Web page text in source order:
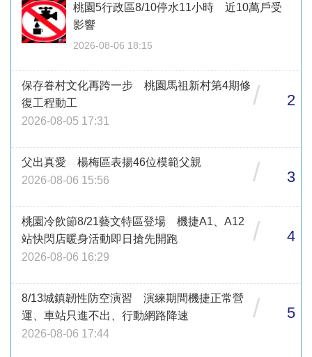
桃園5行政區8/10停水11小時 近10萬戶受
影響
2026-08-06 18:15
保存眷村文化再跨一步 桃園馬祖新村第4期修
復工程動工
2026-08-05 17:31
/ 2
父出真愛 楊梅區表揚46位模範父親
2026-08-06 15:56
/ 3
桃園冷飲節8/21藝文特區登場 機捷A1、A12
站快閃店暖身活動即日搶先開跑
2026-08-06 16:29
/ 4
8/13城鎮韌性防空演習 演練期間機捷正常營
運、車站只進不出、行動網路降速
2026-08-06 17:44
/ 5